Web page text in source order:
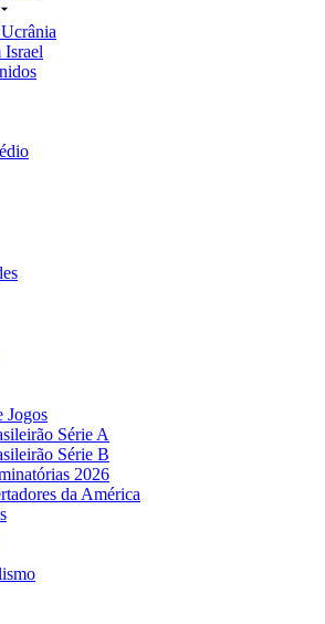
Israel
Jogos
Série A
Série B
2026
da América